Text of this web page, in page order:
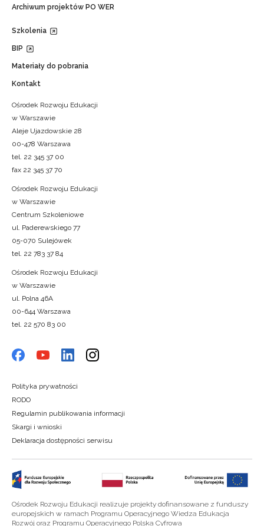
Archiwum projektów PO WER
Szkolenia
BIP
Materiały do pobrania
Kontakt
Ośrodek Rozwoju Edukacji
w Warszawie
Aleje Ujazdowskie 28
00-478 Warszawa
tel. 22 345 37 00
fax 22 345 37 70
Ośrodek Rozwoju Edukacji
w Warszawie
Centrum Szkoleniowe
ul. Paderewskiego 77
05-070 Sulejówek
tel. 22 783 37 84
Ośrodek Rozwoju Edukacji
w Warszawie
ul. Polna 46A
00-644 Warszawa
tel. 22 570 83 00
Polityka prywatności
RODO
Regulamin publikowania informacji
Skargi i wnioski
Deklaracja dostępności serwisu
Ośrodek Rozwoju Edukacji realizuje projekty dofinansowane z funduszy
europejskich w ramach Programu Operacyjnego Wiedza Edukacja
Rozwój oraz Programu Operacyjnego Polska Cyfrowa